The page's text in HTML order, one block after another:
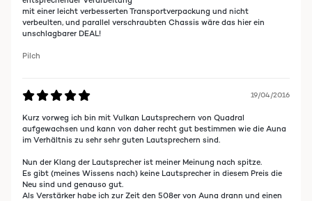
mit einer leicht verbesserten Transportverpackung und nicht
verbeulten, und parallel verschraubten Chassis wäre das hier ein
unschlagbarer DEAL!
Pilch
19/04/2016
Kurz vorweg ich bin mit Vulkan Lautsprechern von Quadral
aufgewachsen und kann von daher recht gut bestimmen wie die Auna
im Verhältnis zu sehr sehr guten Lautsprechern sind.
Nun der Klang der Lautsprecher ist meiner Meinung nach spitze.
Es gibt (meines Wissens nach) keine Lautsprecher in diesem Preis die
Neu sind und genauso gut.
Als Verstärker habe ich zur Zeit den 508er von Auna drann und einen